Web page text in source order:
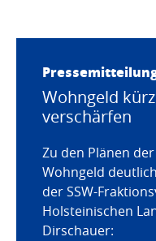
Pressemitteilung
Wohngeld
verschärfen
Zu den Plänen
Wohngeld
der SSW-
Holsteinischen
Dirschauer: